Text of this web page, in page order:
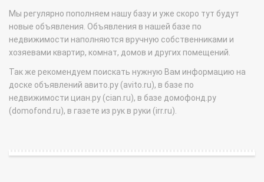
Мы регулярно пополняем нашу базу и уже скоро тут будут
новые объявления. Объявления в нашей базе по
недвижимости наполняются вручную собственниками и
хозяевами квартир, комнат, домов и других помещений.
Так же рекомендуем поискать нужную Вам информацию на
доске объявлений авито.ру (avito.ru), в базе по
недвижимости циан.ру (cian.ru), в базе домофонд.ру
(domofond.ru), в газете из рук в руки (irr.ru).